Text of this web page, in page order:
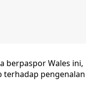
berpaspor Wales ini,
terhadap pengenalan